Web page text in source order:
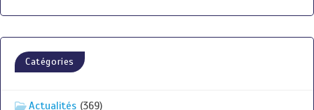
Catégories
Actualités (369)